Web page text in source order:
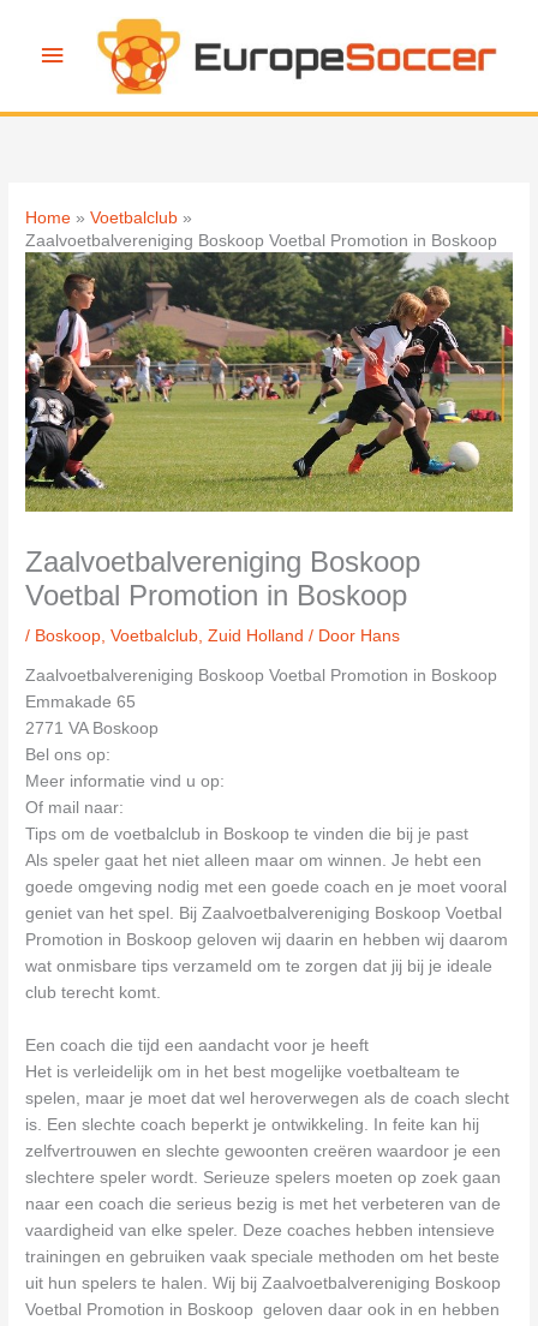
Hoofdmenu
Home
Voetbalclub
Zaalvoetbalvereniging Boskoop Voetbal Promotion in Boskoop
Zaalvoetbalvereniging Boskoop
Voetbal Promotion in Boskoop
/ Boskoop ,Voetbalclub ,Zuid Holland / Door Hans
Zaalvoetbalvereniging Boskoop Voetbal Promotion in Boskoop
Emmakade 65
2771 VA Boskoop
Bel ons op:
Meer informatie vind u op:
Of mail naar:
Tips om de voetbalclub in Boskoop te vinden die bij je past
Als speler gaat het niet alleen maar om winnen. Je hebt een
goede omgeving nodig met een goede coach en je moet vooral
geniet van het spel. Bij Zaalvoetbalvereniging Boskoop Voetbal
Promotion in Boskoop geloven wij daarin en hebben wij daarom
wat onmisbare tips verzameld om te zorgen dat jij bij je ideale
club terecht komt.
Een coach die tijd een aandacht voor je heeft
Het is verleidelijk om in het best mogelijke voetbalteam te
spelen, maar je moet dat wel heroverwegen als de coach slecht
is. Een slechte coach beperkt je ontwikkeling. In feite kan hij
zelfvertrouwen en slechte gewoonten creëren waardoor je een
slechtere speler wordt. Serieuze spelers moeten op zoek gaan
naar een coach die serieus bezig is met het verbeteren van de
vaardigheid van elke speler. Deze coaches hebben intensieve
trainingen en gebruiken vaak speciale methoden om het beste
uit hun spelers te halen. Wij bij Zaalvoetbalvereniging Boskoop
Voetbal Promotion in Boskoop geloven daar ook in en hebben